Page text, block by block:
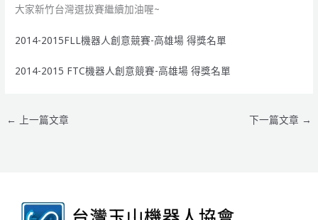
大家新竹台灣選拔賽繼續加油喔~
2014-2015FLL機器人創意競賽-高雄場 得獎名單
2014-2015 FTC機器人創意競賽-高雄場 得獎名單
← 上一篇文章 下一篇文章 →